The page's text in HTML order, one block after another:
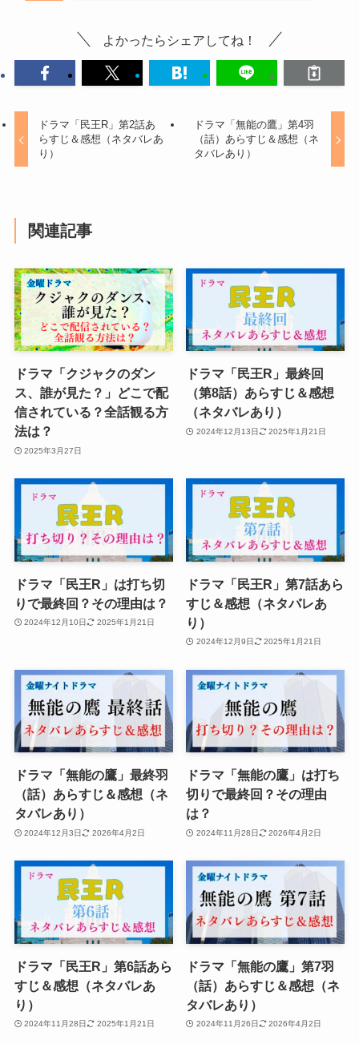
よかったらシェアしてね！
ドラマ「民王R」第2話あ
らすじ＆感想（ネタバレあ
り）
ドラマ「無能の鷹」第4羽
（話）あらすじ＆感想（ネ
タバレあり）
関連記事
ドラマ「クジャクのダン
ス、誰が見た？」どこで配
信されている？全話観る方
法は？
2025年3月27日
ドラマ「民王R」最終回
（第8話）あらすじ＆感想
（ネタバレあり）
2024年12月13日 2025年1月21日
ドラマ「民王R」は打ち切
りで最終回？その理由は？
2024年12月10日 2025年1月21日
ドラマ「民王R」第7話あら
すじ＆感想（ネタバレあ
り）
2024年12月9日 2025年1月21日
ドラマ「無能の鷹」最終羽
（話）あらすじ＆感想（ネ
タバレあり）
2024年12月3日 2026年4月2日
ドラマ「無能の鷹」は打ち
切りで最終回？その理由
は？
2024年11月28日 2026年4月2日
ドラマ「民王R」第6話あら
すじ＆感想（ネタバレあ
り）
2024年11月28日 2025年1月21日
ドラマ「無能の鷹」第7羽
（話）あらすじ＆感想（ネ
タバレあり）
2024年11月26日 2026年4月2日